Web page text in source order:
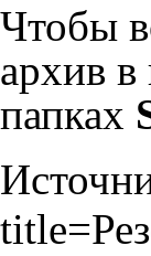
Чтобы
архив в
папках